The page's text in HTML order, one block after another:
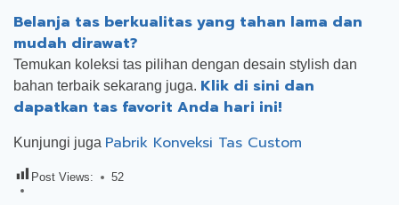
Belanja tas berkualitas yang tahan lama dan
mudah dirawat?
Temukan koleksi tas pilihan dengan desain stylish dan
bahan terbaik sekarang juga. Klik di sini dan
dapatkan tas favorit Anda hari ini!
Kunjungi juga Pabrik Konveksi Tas Custom
Post Views: 52